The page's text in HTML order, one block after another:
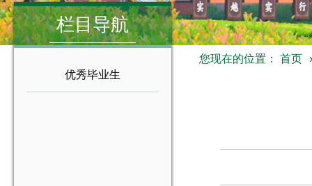
栏目导航
优秀毕业生
您现在的位置： 首页